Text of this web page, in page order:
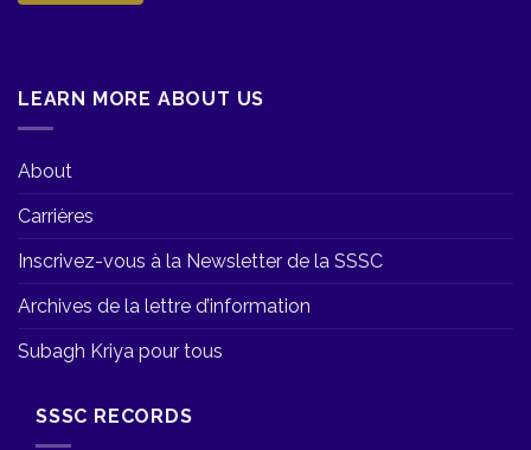
LEARN MORE ABOUT US
About
Carrières
Inscrivez-vous à la Newsletter de la SSSC
Archives de la lettre d’information
Subagh Kriya pour tous
SSSC RECORDS